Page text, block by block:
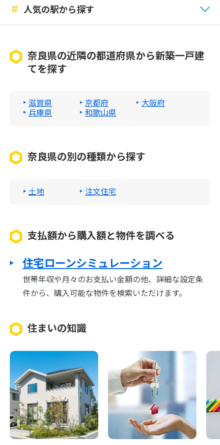
＃ 人気の駅から探す
奈良県の近隣の都道府県から新築一戸建
てを探す
滋賀県 京都府
大阪府
兵庫県
和歌山県
奈良県の別の種類から探す
土地 注文住宅
支払額から購入額と物件を調べる
住宅ローンシミュレーション
世帯年収や月々のお支払い金額の他、詳細な設定条
件から、購入可能な物件を検索いただけます。
住まいの知識